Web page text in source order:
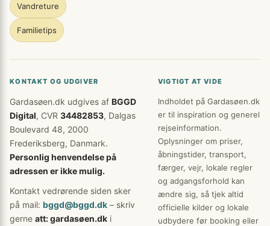
Vandreture
Familietips
KONTAKT OG UDGIVER
Gardasøen.dk udgives af BGGD
Digital, CVR 34482853, Dalgas
Boulevard 48, 2000
Frederiksberg, Danmark.
Personlig henvendelse på
adressen er ikke mulig.
Kontakt vedrørende siden sker
på mail: bggd@bggd.dk – skriv
gerne att: gardasøen.dk i
VIGTIGT AT VIDE
Indholdet på Gardasøen.dk
er til inspiration og generel
rejseinformation.
Oplysninger om priser,
åbningstider, transport,
færger, vejr, lokale regler
og adgangsforhold kan
ændre sig, så tjek altid
officielle kilder og lokale
udbydere før booking eller